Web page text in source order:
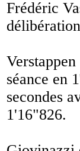
Frédéric
séance en
secondes
1'16"826.